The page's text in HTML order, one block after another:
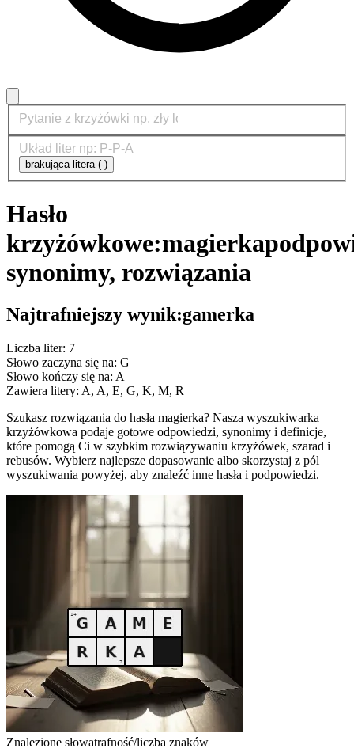
brakująca litera (-)
Hasło
krzyżówkowe:magierka
synonimy, rozwiązania
Najtrafniejszy wynik:gamerka
Liczba liter: 7
Słowo zaczyna się na: G
Słowo kończy się na: A
Zawiera litery: A, A, E, G, K, M, R
Szukasz rozwiązania do hasła magierka? Nasza wyszukiwarka
krzyżówkowa podaje gotowe odpowiedzi, synonimy i definicje,
które pomogą Ci w szybkim rozwiązywaniu krzyżówek, szarad i
rebusów. Wybierz najlepsze dopasowanie albo skorzystaj z pól
wyszukiwania powyżej, aby znaleźć inne hasła i podpowiedzi.
Znalezione słowatrafność/liczba znaków